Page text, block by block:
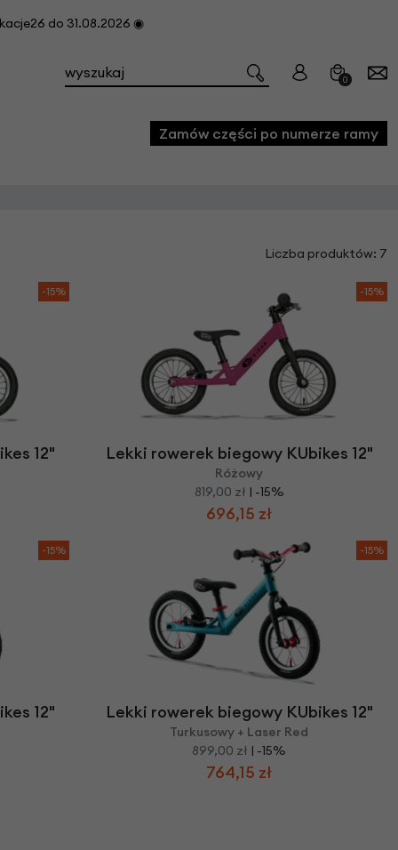
do 31.08.2026 ◉
0
i konserwacji roweru
Zamów części po numerze ramy
Liczba produktów: 7
-15%
12"
-15%
Lekki rowerek biegowy KUbikes 12"
Różowy
819,00 zł | -15%
696,15 zł
-15%
12"
-15%
Lekki rowerek biegowy KUbikes 12"
Turkusowy + Laser Red
899,00 zł | -15%
764,15 zł